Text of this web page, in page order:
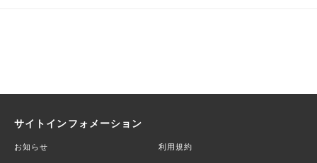
サイトインフォメーション
お知らせ 利用規約